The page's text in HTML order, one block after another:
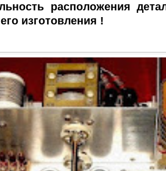
расположения
изготовления !